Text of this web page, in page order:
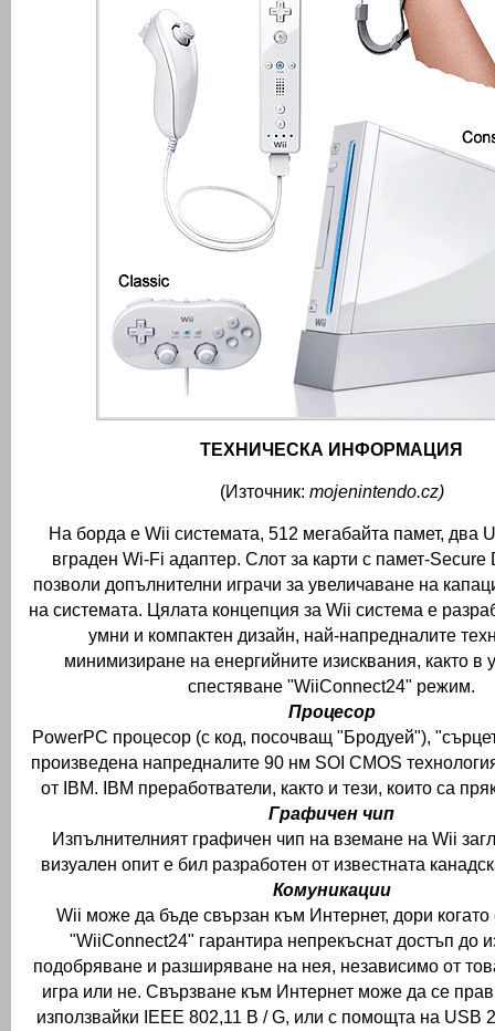
ТЕХНИЧЕСКА ИНФОРМАЦИЯ
(Източник: mojenintendo.cz)
На борда е Wii системата, 512 мегабайта памет, два
вграден Wi-Fi адаптер. Слот за карти с памет-
позволи допълнителни играчи за увеличаване на
на системата. Цялата концепция за Wii система е
умни и компактен дизайн, най-напредналите
минимизиране на енергийните изисквания, както в
спестяване "WiiConnect24" режим.
Процесор
PowerPC процесор (с код, посочващ "Бродуей"),
произведена напредналите 90 нм SOI CMOS
от IBM. IBM преработватели, както и тези, които са
Графичен чип
Изпълнителният графичен чип на вземане на Wii
визуален опит е бил разработен от известната
Комуникации
Wii може да бъде свързан към Интернет, дори когато
"WiiConnect24" гарантира непрекъснат достъп до
подобряване и разширяване на нея, независимо от
игра или не. Свързване към Интернет може да се
използвайки IEEE 802,11 B / G, или с помощта на USB